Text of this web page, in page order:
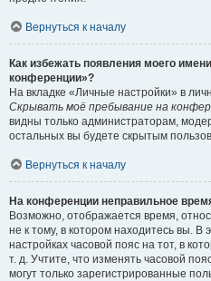
Вернуться к началу
Как избежать появления моего
конференции»?
На вкладке «Личные настройки» в
Скрывать моё пребывание на
видны только администраторам,
остальных вы будете скрытым
Вернуться к началу
На конференции неправильное
Возможно, отображается время,
не к тому, в котором находитесь вы. В
настройках часовой пояс на тот, в
т. д. Учтите, что изменять часовой
могут только зарегистрированные